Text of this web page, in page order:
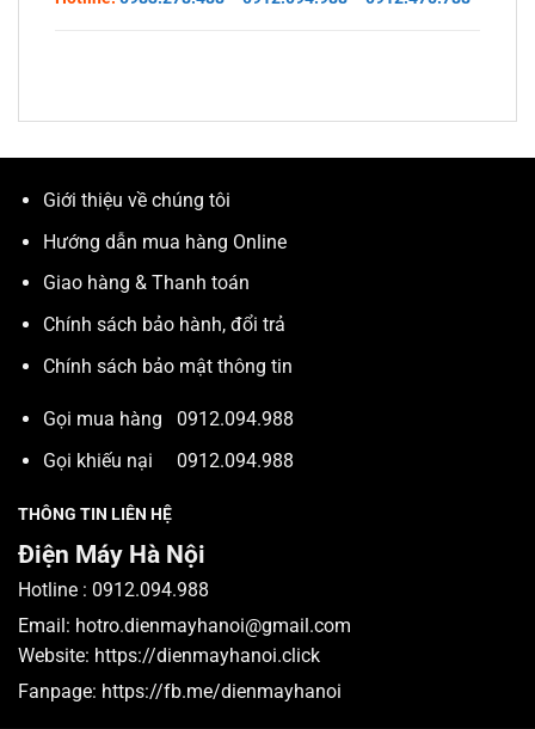
Giới thiệu về chúng tôi
Hướng dẫn mua hàng Online
Giao hàng & Thanh toán
Chính sách bảo hành, đổi trả
Chính sách bảo mật thông tin
Gọi mua hàng 0912.094.988
Gọi khiếu nại 0912.094.988
THÔNG TIN LIÊN HỆ
Điện Máy Hà Nội
Hotline : 0912.094.988
Email: hotro.dienmayhanoi@gmail.com
Website: https://dienmayhanoi.click
Fanpage: https://fb.me/dienmayhanoi